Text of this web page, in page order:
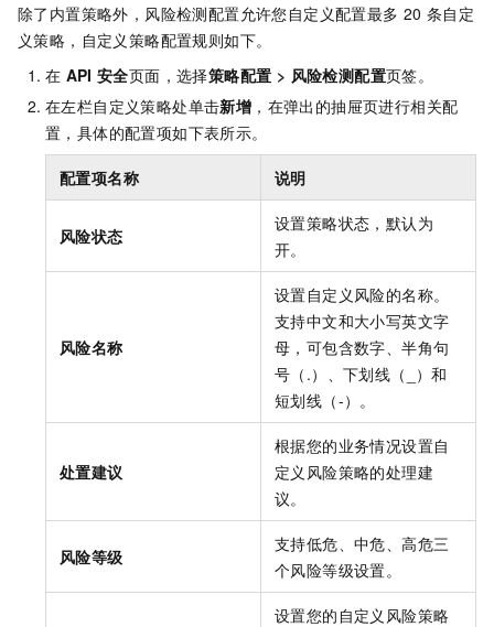
除了内置策略外，风险检测配置允许您自定义配置最多 20 条自定
义策略，自定义策略配置规则如下。
在 API 安全页面，选择策略配置 > 风险检测配置页签。
在左栏自定义策略处单击新增 ，在弹出的抽屉页进行相关配
置，具体的配置项如下表所示。
配置项名称 说明
风险状态
设置策略状态，默认为
开。
风险名称
设置自定义风险的名称。
支持中文和大小写英文字
母，可包含数字、半角句
号（.）、下划线（_）和
短划线（-）。
处置建议
根据您的业务情况设置自
定义风险策略的处理建
议。
风险等级
支持低危、中危、高危三
个风险等级设置。
设置您的自定义风险策略